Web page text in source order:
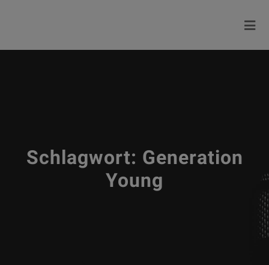
Schlagwort: Generation
Young